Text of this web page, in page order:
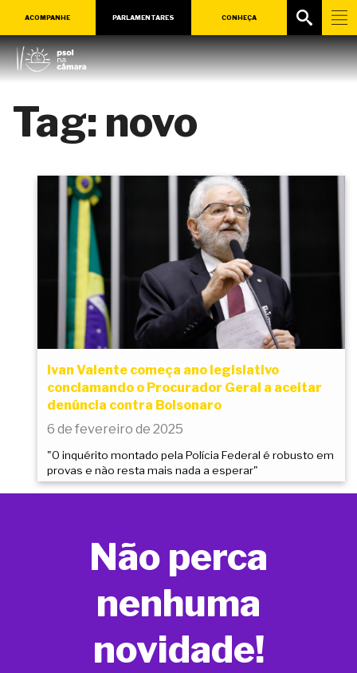
ACOMPANHE PARLAMENTARES CONHEÇA
Tag: novo
Ivan Valente começa ano legislativo
conclamando o Procurador Geral a aceitar
denúncia contra Bolsonaro
6 de fevereiro de 2025
"O inquérito montado pela Polícia Federal é robusto em
provas e não resta mais nada a esperar"
Não perca
nenhuma
novidade!